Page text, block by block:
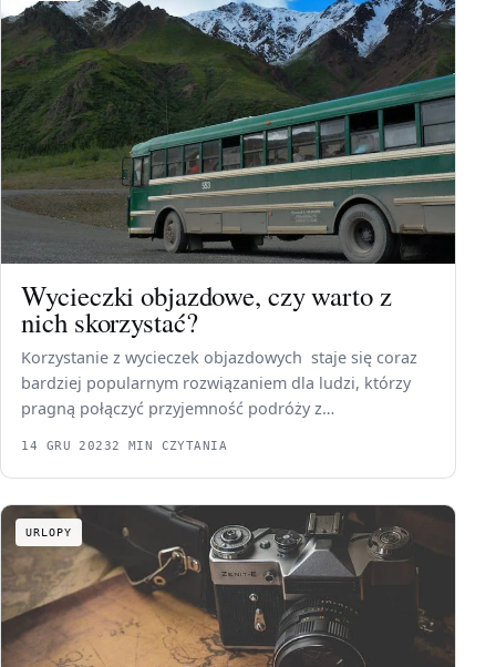
Wycieczki objazdowe, czy warto z
nich skorzystać?
Korzystanie z wycieczek objazdowych staje się coraz
bardziej popularnym rozwiązaniem dla ludzi, którzy
pragną połączyć przyjemność podróży z…
14 GRU 20232 MIN CZYTANIA
URLOPY